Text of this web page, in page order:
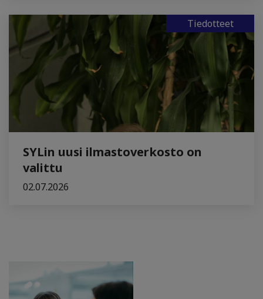
Tiedotteet
SYLin uusi ilmastoverkosto on
valittu
02.07.2026